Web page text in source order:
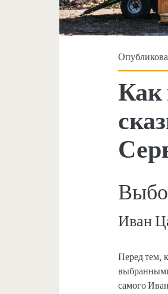
Как
Иван
Перед тем,
самого